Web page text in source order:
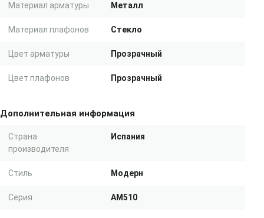
Материал арматуры Металл
Материал плафонов Стекло
Цвет арматуры Прозрачный
Цвет плафонов Прозрачный
Дополнительная информация
Страна
производителя
Испания
Стиль Модерн
Серия AM510